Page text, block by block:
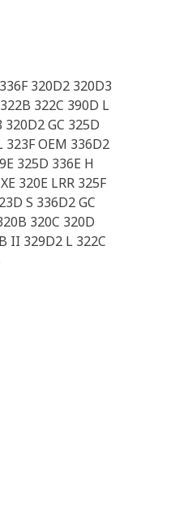
320D2 320D3
322C 390D L
320D2 GC 325D
323F OEM 336D2
325D 336E H
320E LRR 325F
S 336D2 GC
320C 320D
II 329D2 L 322C